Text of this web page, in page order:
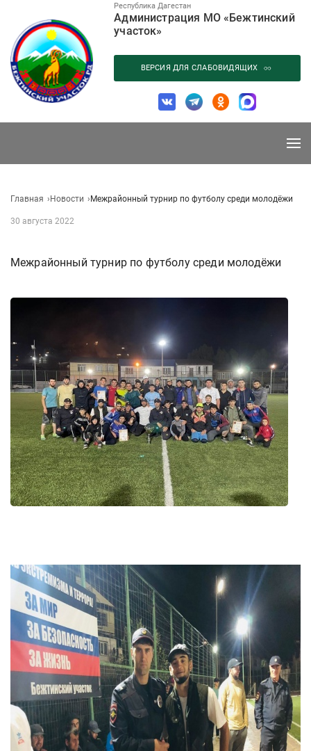
содержанию
Республика Дагестан
Администрация МО «Бежтинский
участок»
ВЕРСИЯ ДЛЯ СЛАБОВИДЯЩИХ
Главная Новости Межрайонный турнир по футболу среди молодёжи
30 августа 2022
Межрайонный турнир по футболу среди молодёжи